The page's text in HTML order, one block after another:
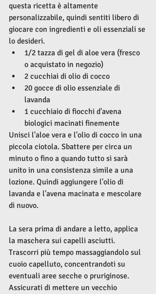
questa ricetta è altamente
personalizzabile, quindi sentiti libero di
giocare con ingredienti e oli essenziali se
lo desideri.
1/2 tazza di gel di aloe vera (fresco
o acquistato in negozio)
2 cucchiai di olio di cocco
20 gocce di olio essenziale di
lavanda
1 cucchiaio di fiocchi d'avena
biologici macinati finemente
Unisci l'aloe vera e l'olio di cocco in una
piccola ciotola. Sbattere per circa un
minuto o fino a quando tutto si sarà
unito in una consistenza simile a una
lozione. Quindi aggiungere l'olio di
lavanda e l'avena macinata e mescolare
di nuovo.
La sera prima di andare a letto, applica
la maschera sui capelli asciutti.
Trascorri più tempo massaggiandolo sul
cuoio capelluto, concentrandoti su
eventuali aree secche o pruriginose.
Assicurati di mettere un vecchio